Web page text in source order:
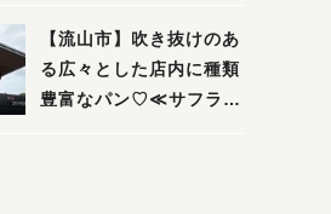
【流山市】吹き抜けのあ
る広々とした店内に種類
豊富なパン♡≪サフラン